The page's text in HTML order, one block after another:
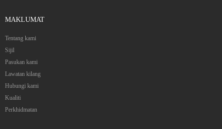
MAKLUMAT
Tentang kami
Sijil
Pasukan kami
Lawatan kilang
Hubungi kami
Kualiti
Perkhidmatan